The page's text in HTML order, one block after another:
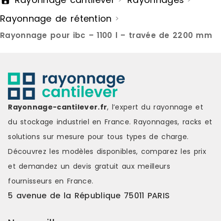
Rayonnage de rétention >
Rayonnage pour ibc – 1100 l – travée de 2200 mm
Rayonnage-cantilever.fr, l’expert du rayonnage et
du stockage industriel en France. Rayonnages, racks et
solutions sur mesure pour tous types de charge.
Découvrez les modèles disponibles, comparez les prix
et demandez un devis gratuit aux meilleurs
fournisseurs en France.
5 avenue de la République 75011 PARIS